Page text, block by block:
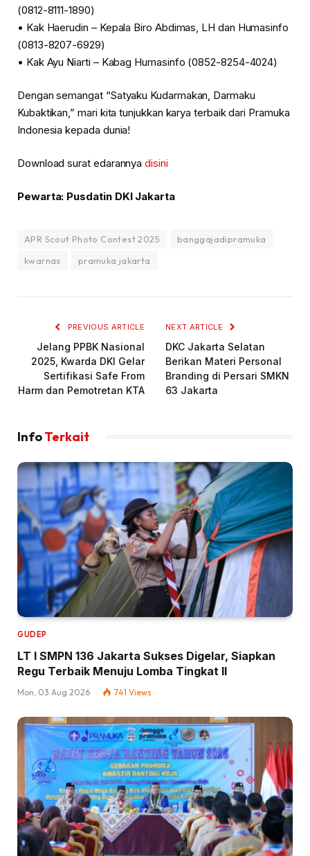
(0812-8111-1890)
• Kak Haerudin – Kepala Biro Abdimas, LH dan Humasinfo
(0813-8207-6929)
• Kak Ayu Niarti – Kabag Humasinfo (0852-8254-4024)
Dengan semangat “Satyaku Kudarmakan, Darmaku
Kubaktikan,” mari kita tunjukkan karya terbaik dari Pramuka
Indonesia kepada dunia!
Download surat edarannyadisini
Pewarta: Pusdatin DKI Jakarta
APR Scout Photo Contest 2025
banggajadipramuka
kwarnas
pramuka jakarta
PREVIOUS ARTICLE
Jelang PPBK Nasional
2025, Kwarda DKI Gelar
Sertifikasi Safe From
Harm dan Pemotretan KTA
NEXT ARTICLE
DKC Jakarta Selatan
Berikan Materi Personal
Branding di Persari SMKN
63 Jakarta
InfoTerkait
GUDEP
LT I SMPN 136 Jakarta Sukses Digelar, Siapkan
Regu Terbaik Menuju Lomba Tingkat II
Mon, 03 Aug 2026 741 Views